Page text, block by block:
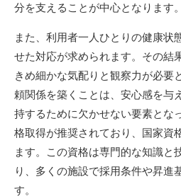
分を支えることが中心となります。
また、利用者一人ひとりの健康状
せた対応が求められます。その結
きめ細かな気配りと観察力が必要
頼関係を築くことは、安心感を与
持するために欠かせない要素とな
格取得が推奨されており、国家資
ます。この資格は専門的な知識と
り、多くの施設で採用条件や昇進
す。